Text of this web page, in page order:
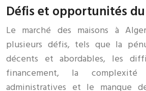
Défis et opportunités
Le marché des maisons à
plusieurs défis, tels que la
décents et abordables, les
financement, la complexité
administratives et le manque